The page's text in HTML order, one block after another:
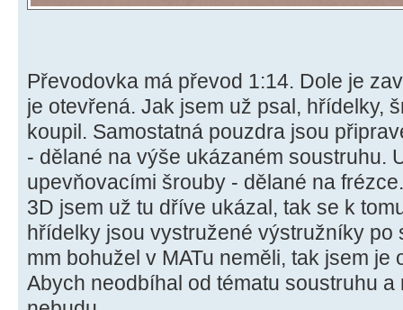
Převodovka má převod 1:14. Dole je
je otevřená. Jak jsem už psal, hřídelky,
koupil. Samostatná pouzdra jsou
- dělané na výše ukázaném soustruhu.
upevňovacími šrouby - dělané na
3D jsem už tu dříve ukázal, tak se k
hřídelky jsou vystružené výstružníky po
mm bohužel v MATu neměli, tak jsem je
Abych neodbíhal od tématu soustruhu